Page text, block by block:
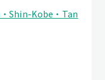
Shin-Kobe・Tan